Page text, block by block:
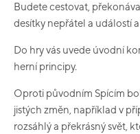
Budete cestovat,
desítky nepřátel a událostí
Do hry vás uvede úvodní
herní principy.
Oproti původním Spícím
jistých změn, například v
rozsáhlý a překrásný svět,